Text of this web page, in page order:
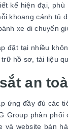
kế hiện đại,
khoang cánh
xe di chuyển
đặt tại nhiều
hồ sơ, tài liệu
an
ứng đầy đủ các
Group phân
và website bán